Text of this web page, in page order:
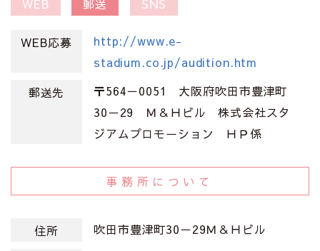
WEB 郵送 SNS
WEB応募
http://www.e-
stadium.co.jp/audition.htm
郵送先
〒564－0051 大阪府吹田市豊津町
30－29 Ｍ＆Ｈビル 株式会社スタ
ジアムプロモーション ＨＰ係
事務所について
住所 吹田市豊津町30－29Ｍ＆Ｈビル